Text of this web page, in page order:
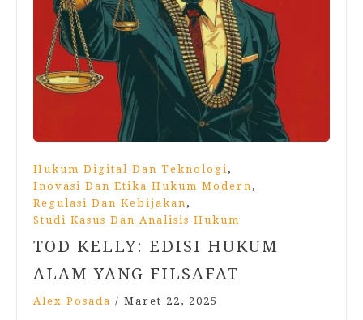
Hukum Digital Dan Teknologi ,
Inovasi Dan Etika Hukum Modern ,
Regulasi Dan Kebijakan ,
Studi Kasus Dan Analisis Hukum
TOD KELLY: EDISI HUKUM
ALAM YANG FILSAFAT
Alex Posada / Maret 22, 2025